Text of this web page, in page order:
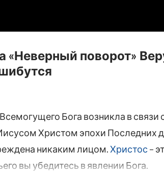
«Неверный поворот»
Бога возникла в
Христом эпохи Последних
никаким лицом.Христос –
вы убедитесь в явлении Бога.